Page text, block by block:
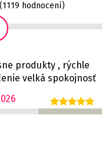
(1119 hodnocení)
produkty , rýchle
velká spokojnosť